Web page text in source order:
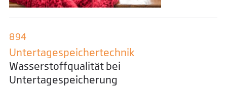
894
Untertage­speicher­technik
Wasserstoffqualität bei
Untertagespeicherung